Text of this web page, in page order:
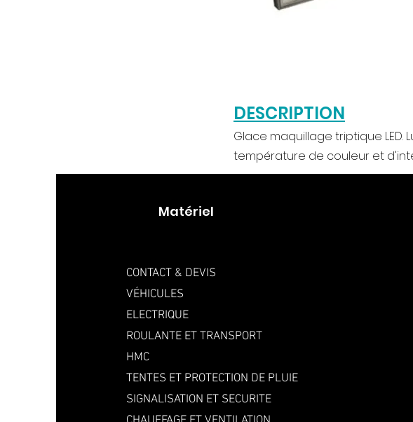
DESCRIPTION
Glace maquillage triptique
température de couleur et
Matériel
CONTACT & DEVIS
VÉHICULES
ELECTRIQUE
ROULANTE ET TRANSPORT
HMC
TENTES ET PROTECTION DE PLUIE
SIGNALISATION ET SECURITE